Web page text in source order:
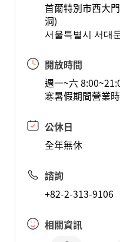
首爾特別市西大
洞)
서울특별시 서대
開放時間
週一~六
寒暑假期間營業
公休日
全年無休
諮詢
+82-2-313-9106
相關資訊